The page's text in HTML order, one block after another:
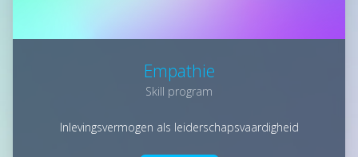
Empathie
Skill program
Inlevingsvermogen als leiderschapsvaardigheid